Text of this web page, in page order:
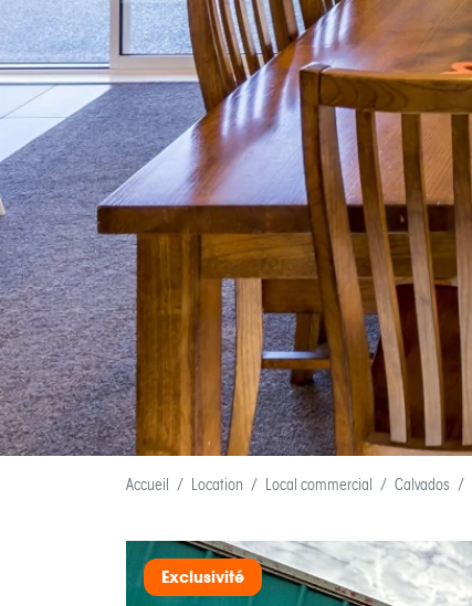
Accueil Location Local commercial Calvados
Exclusivité